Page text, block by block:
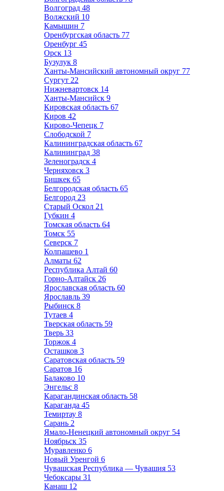
Волгоград 48
Волжский 10
Камышин 7
Оренбургская область 77
Оренбург 45
Орск 13
Бузулук 8
Ханты-Мансийский автономный округ 77
Сургут 22
Нижневартовск 14
Ханты-Мансийск 9
Кировская область 67
Киров 42
Кирово-Чепецк 7
Слободской 7
Калининградская область 67
Калининград 38
Зеленоградск 4
Черняховск 3
Бишкек 65
Белгородская область 65
Белгород 23
Старый Оскол 21
Губкин 4
Томская область 64
Томск 55
Северск 7
Колпашево 1
Алматы 62
Республика Алтай 60
Горно-Алтайск 26
Ярославская область 60
Ярославль 39
Рыбинск 8
Тутаев 4
Тверская область 59
Тверь 33
Торжок 4
Осташков 3
Саратовская область 59
Саратов 16
Балаково 10
Энгельс 8
Карагандинская область 58
Караганда 45
Темиртау 8
Сарань 2
Ямало-Ненецкий автономный округ 54
Ноябрьск 35
Муравленко 6
Новый Уренгой 6
Чувашская Республика — Чувашия 53
Чебоксары 31
Канаш 12